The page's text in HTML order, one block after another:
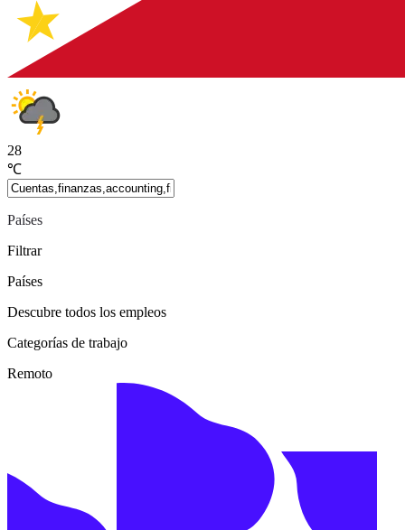
28
℃
Países
Filtrar
Países
Descubre todos los empleos
Categorías de trabajo
Remoto